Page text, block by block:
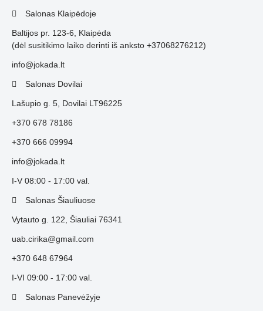
Salonas Klaipėdoje
Baltijos pr. 123-6, Klaipėda
(dėl susitikimo laiko derinti iš anksto +37068276212)
info@jokada.lt
Salonas Dovilai
Lašupio g. 5, Dovilai LT96225
+370 678 78186
+370 666 09994
info@jokada.lt
I-V 08:00 - 17:00 val.
Salonas Šiauliuose
Vytauto g. 122, Šiauliai 76341
uab.cirika@gmail.com
+370 648 67964
I-VI 09:00 - 17:00 val.
Salonas Panevėžyje